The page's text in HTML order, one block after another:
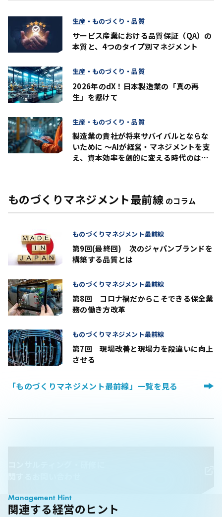
サービス産業における品質保証（QA）の
本質と、4つのタイプ別マネジメント
生産・ものづくり・品質
2026年のdX！日本製造業の「真の再
生」を懸けて
生産・ものづくり・品質
製造業の貴社が将来サバイバルとならな
いために ～AIが経営・マネジメントを支
え、資本効率を劇的に変える時代のはじ
生産・ものづくり・品質
ものづくりマネジメント最前線 のコラム
第9回(最終回) 次のジャパンブランドを
構築する品質とは
ものづくりマネジメント最前線
第8回 コロナ禍だからこそできる保全業
務の働き方改革
ものづくりマネジメント最前線
第7回 現場改善と現場力を段違いに向上
させる
ものづくりマネジメント最前線
「ものづくりマネジメント最前線」一覧を見る
関連する経営のヒント
Management Hint